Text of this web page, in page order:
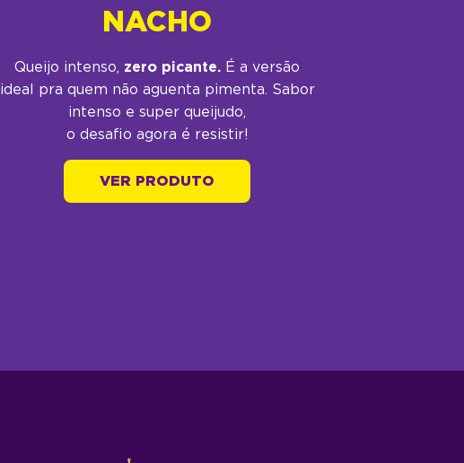
NACHO
Queijo intenso, zero picante. É a versão
ideal pra quem não aguenta pimenta. Sabor
intenso e super queijudo,
o desafio agora é resistir!​
VER PRODUTO